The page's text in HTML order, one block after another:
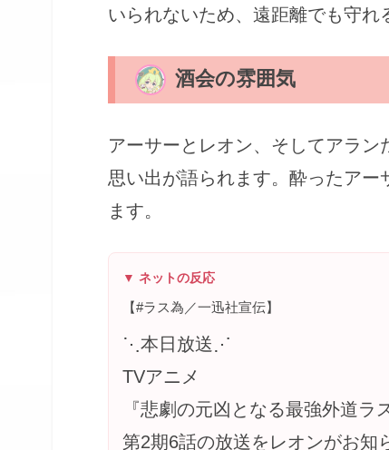
いられないため、遠距離でも守れ
酒会の雰囲気
アーサーとレオン、そしてアラ
思い出が語られます。酔ったアー
ます。
▼ ネットの反応
【#ラス為／一迅社宣伝】
⋱本日放送⋰
TVアニメ
『悲劇の元凶となる最強外道ラ
第2期6話の放送をレオンがお知